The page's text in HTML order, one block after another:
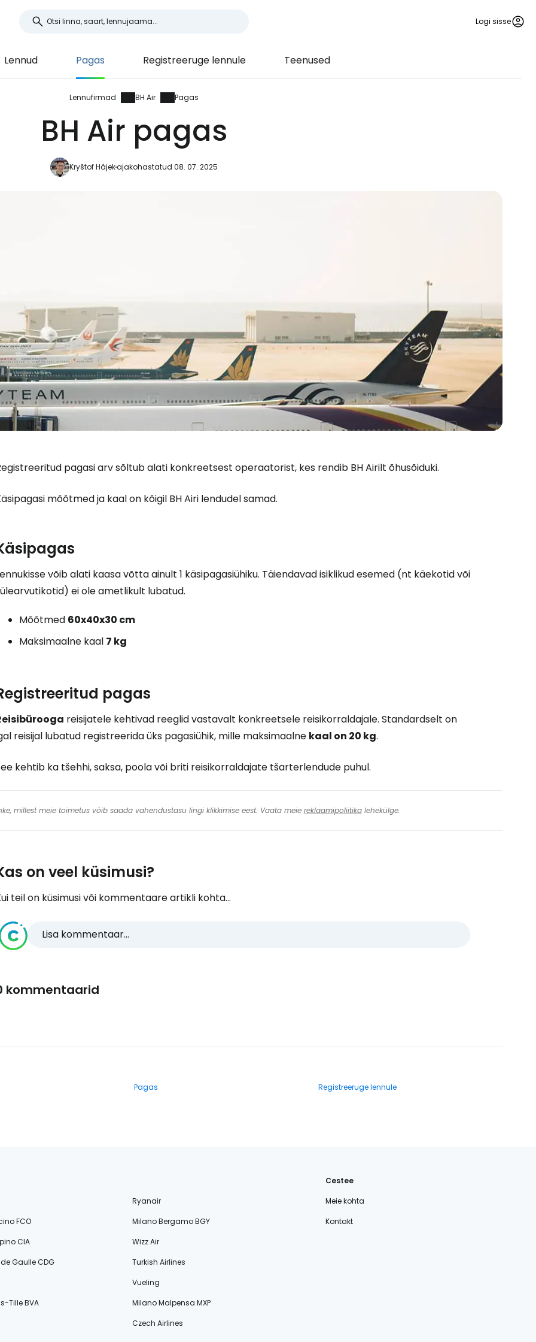
Logi sisse
Lennud Pagas Registreeruge lennule Teenused
Lennufirmad BH Air Pagas
BH Air pagas
Kryštof Hájekajakohastatud 08. 07. 2025
pagasi arv sõltub alati konkreetsest operaatorist, kes rendib BH Airilt õhusõiduki.
mõõtmed ja kaal on kõigil BH Airi lendudel samad.
võib alati kaasa võtta ainult 1 käsipagasiühiku. Täiendavad isiklikud esemed (nt käekotid või
ei ole ametlikult lubatud.
Mõõtmed 60x40x30 cm
Maksimaalne kaal 7 kg
pagas
reisijatele kehtivad reeglid vastavalt konkreetsele reisikorraldajale. Standardselt on
reisijal lubatud registreerida üks pagasiühik, mille maksimaalne kaal on 20 kg.
kehtib ka tšehhi, saksa, poola või briti reisikorraldajate tšarterlendude puhul.
millest meie toimetus võib saada vahendustasu lingi klikkimise eest. Vaata meie reklaamipoliitikalehekülge.
on veel küsimusi?
teil on küsimusi või kommentaare artikli kohta...
Lisa kommentaar...
kommentaarid
Pagas Registreeruge lennule
Ryanair
FCO
Milano Bergamo BGY
CIA
Wizz Air
Gaulle CDG
Turkish Airlines
Vueling
Tille BVA
Milano Malpensa MXP
Czech Airlines
Cestee
Meie kohta
Kontakt
Logi sisse Cestee'sse